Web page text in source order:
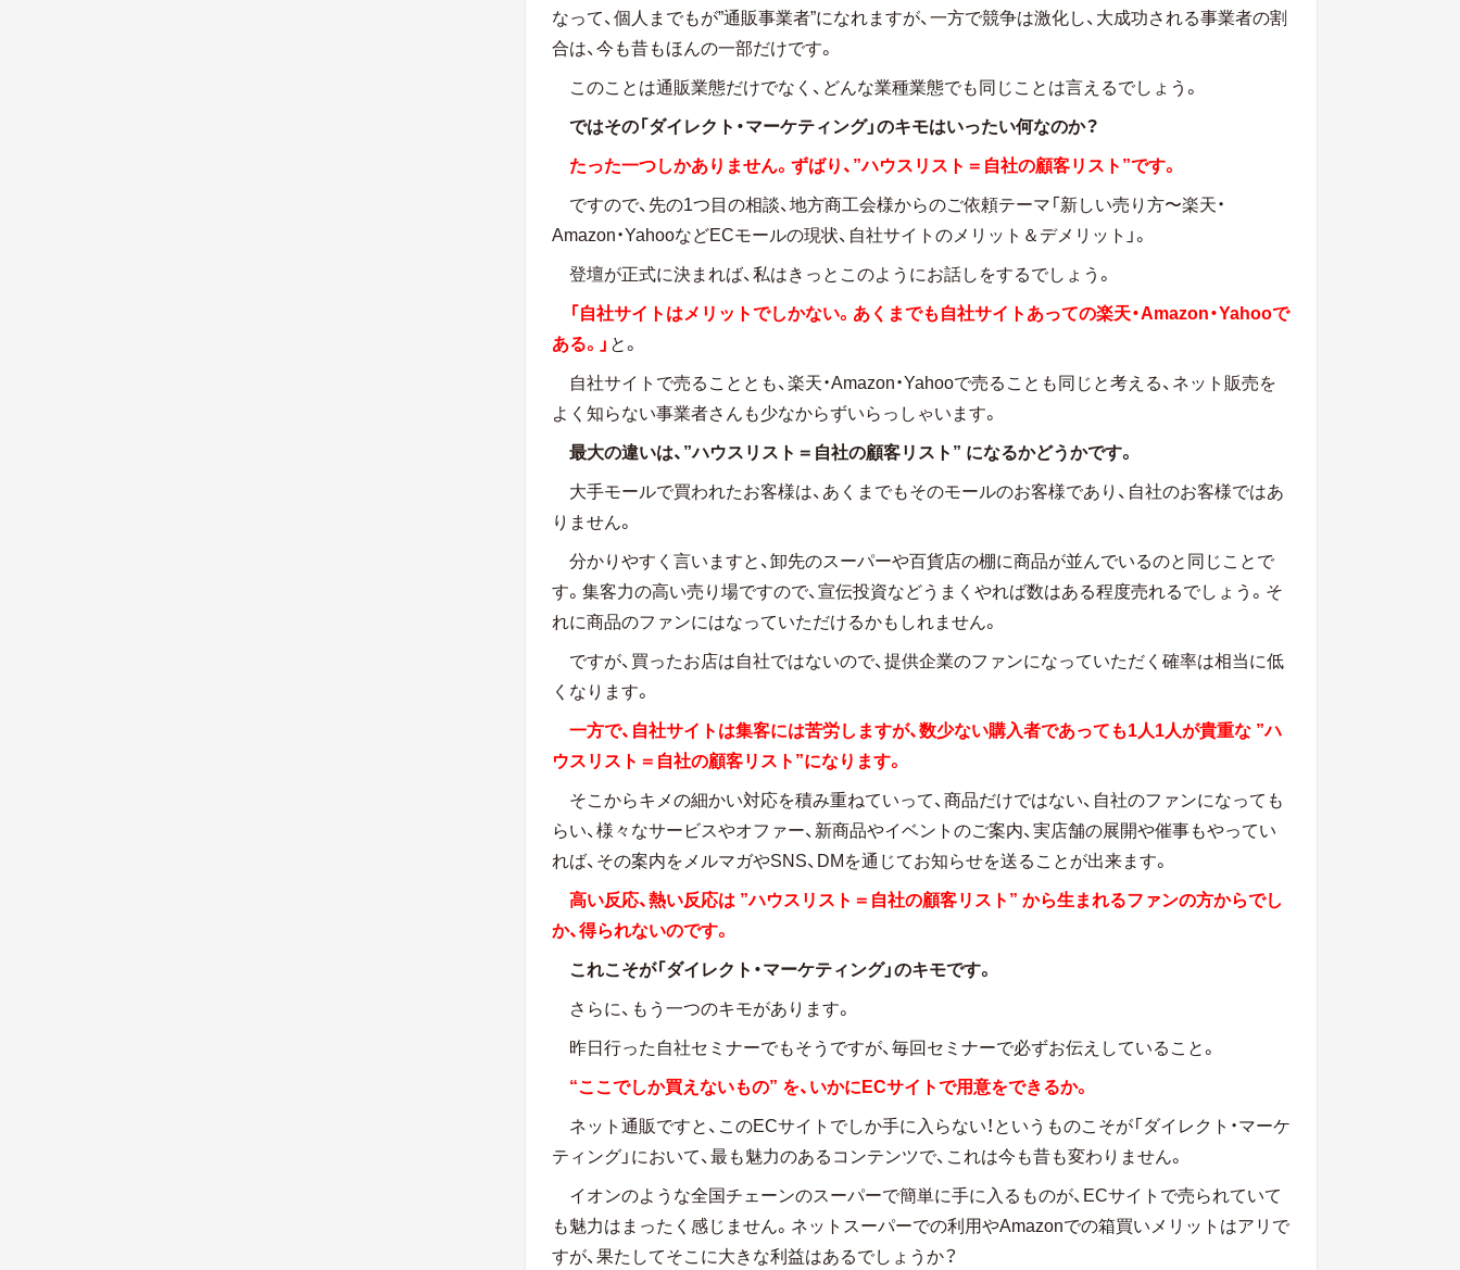
なって、個人までもが”通販事業者”になれますが、一方で競争は激化し、大成功される事業者の割
合は、今も昔もほんの一部だけです。
このことは通販業態だけでなく、どんな業種業態でも同じことは言えるでしょう。
ではその「ダイレクト・マーケティング」のキモはいったい何なのか？
たった一つしかありません。ずばり、”ハウスリスト＝自社の顧客リスト”です。
ですので、先の1つ目の相談、地方商工会様からのご依頼テーマ「新しい売り方〜楽天・
Amazon・YahooなどECモールの現状、自社サイトのメリット＆デメリット」。
登壇が正式に決まれば、私はきっとこのようにお話しをするでしょう。
「自社サイトはメリットでしかない。あくまでも自社サイトあっての楽天・Amazon・Yahooで
ある。」 と。
自社サイトで売ることとも、楽天・Amazon・Yahooで売ることも同じと考える、ネット販売を
よく知らない事業者さんも少なからずいらっしゃいます。
最大の違いは、”ハウスリスト＝自社の顧客リスト” になるかどうかです。
大手モールで買われたお客様は、あくまでもそのモールのお客様であり、自社のお客様ではあ
りません。
分かりやすく言いますと、卸先のスーパーや百貨店の棚に商品が並んでいるのと同じことで
す。集客力の高い売り場ですので、宣伝投資などうまくやれば数はある程度売れるでしょう。そ
れに商品のファンにはなっていただけるかもしれません。
ですが、買ったお店は自社ではないので、提供企業のファンになっていただく確率は相当に低
くなります。
一方で、自社サイトは集客には苦労しますが、数少ない購入者であっても1人1人が貴重な ”ハ
ウスリスト＝自社の顧客リスト”になります。
そこからキメの細かい対応を積み重ねていって、商品だけではない、自社のファンになっても
らい、様々なサービスやオファー、新商品やイベントのご案内、実店舗の展開や催事もやってい
れば、その案内をメルマガやSNS、DMを通じてお知らせを送ることが出来ます。
高い反応、熱い反応は ”ハウスリスト＝自社の顧客リスト” から生まれるファンの方からでし
か、得られないのです。
これこそが「ダイレクト・マーケティング」のキモです。
さらに、もう一つのキモがあります。
昨日行った自社セミナーでもそうですが、毎回セミナーで必ずお伝えしていること。
“ここでしか買えないもの” を、いかにECサイトで用意をできるか。
ネット通販ですと、このECサイトでしか手に入らない！というものこそが「ダイレクト・マーケ
ティング」において、最も魅力のあるコンテンツで、これは今も昔も変わりません。
イオンのような全国チェーンのスーパーで簡単に手に入るものが、ECサイトで売られていて
も魅力はまったく感じません。ネットスーパーでの利用やAmazonでの箱買いメリットはアリで
すが、果たしてそこに大きな利益はあるでしょうか？